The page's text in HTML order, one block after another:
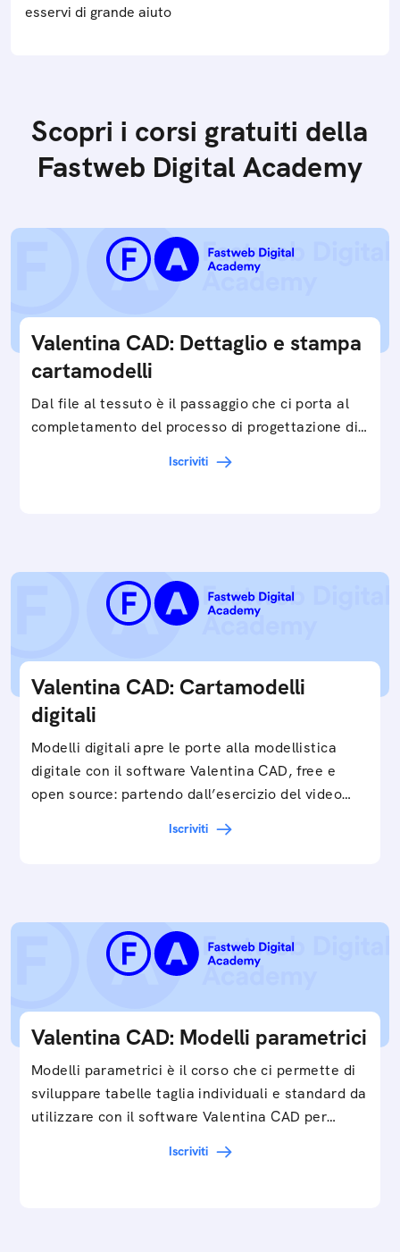
esservi di grande aiuto
Scopri i corsi gratuiti della
Fastweb Digital Academy
Valentina CAD: Dettaglio e stampa
cartamodelli
Dal file al tessuto è il passaggio che ci porta al
completamento del processo di progettazione di
Iscriviti
Valentina CAD: Cartamodelli
digitali
Modelli digitali apre le porte alla modellistica
digitale con il software Valentina CAD, free e
open source: partendo dall’esercizio del video…
Iscriviti
Valentina CAD: Modelli parametrici
Modelli parametrici è il corso che ci permette di
sviluppare tabelle taglia individuali e standard da
utilizzare con il software Valentina CAD per…
Iscriviti